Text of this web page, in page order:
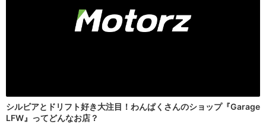
シルビアとドリフト好き大注目！わんぱくさんのショップ『Garage
LFW』ってどんなお店？